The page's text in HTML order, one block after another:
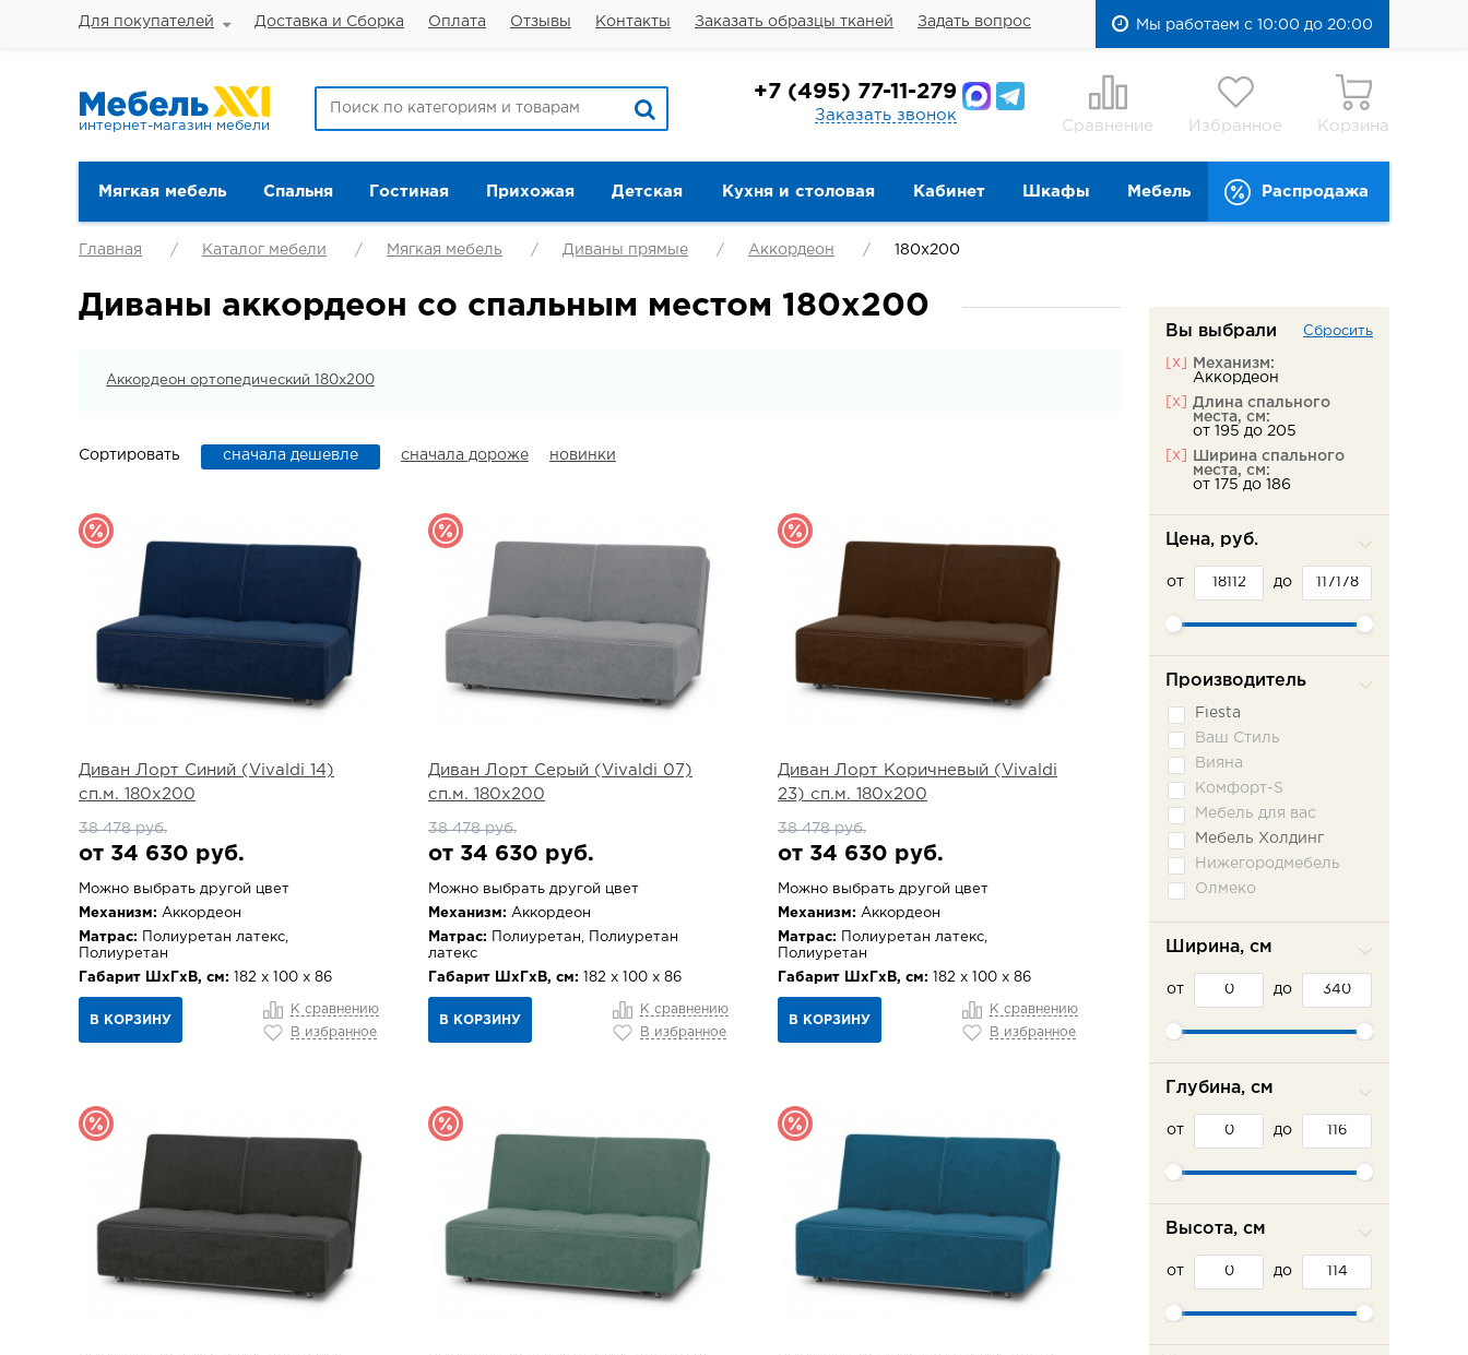
Для покупателей Доставка и Сборка Оплата Отзывы Контакты Заказать образцы тканей Задать вопрос Мы работаем с 10:00 до 20:00
интернет-магазин мебели
+7 (495) 77-11-279
Заказать звонок
Сравнение Избранное Корзина
Мягкая мебель Спальня Гостиная Прихожая Детская Кухня и столовая Кабинет Шкафы Мебель Распродажа
Главная Каталог мебели Мягкая мебель Диваны прямые Аккордеон 180х200
Диваны аккордеон со спальным местом 180x200
Аккордеон ортопедический 180х200
Сортировать сначала дешевле сначала дороже новинки
Диван Лорт Синий (Vivaldi 14)
сп.м. 180х200
38 478 руб.
от 34 630 руб.
Можно выбрать другой цвет
Механизм: Аккордеон
Матрас: Полиуретан латекс,
Полиуретан
Габарит ШхГхВ, см: 182 х 100 х 86
В КОРЗИНУ
К сравнению
В избранное
Диван Лорт Серый (Vivaldi 07)
сп.м. 180х200
38 478 руб.
от 34 630 руб.
Можно выбрать другой цвет
Механизм: Аккордеон
Матрас: Полиуретан, Полиуретан
латекс
Габарит ШхГхВ, см: 182 х 100 х 86
В КОРЗИНУ
К сравнению
В избранное
Диван Лорт Коричневый (Vivaldi
23) сп.м. 180х200
38 478 руб.
от 34 630 руб.
Можно выбрать другой цвет
Механизм: Аккордеон
Матрас: Полиуретан латекс,
Полиуретан
Габарит ШхГхВ, см: 182 х 100 х 86
В КОРЗИНУ
К сравнению
В избранное
Вы выбрали Сбросить
[x]
Механизм:
Аккордеон
[x]
Длина спального
места, см:
от 195 до 205
[x]
Ширина спального
места, см:
от 175 до 186
Цена, руб.
от до
Производитель
Fiesta
Ваш Стиль
Вияна
Комфорт-S
Мебель для вас
Мебель Холдинг
Нижегородмебель
Олмеко
Фламинго
Ширина, см
от до
Глубина, см
от до
Высота, см
от до